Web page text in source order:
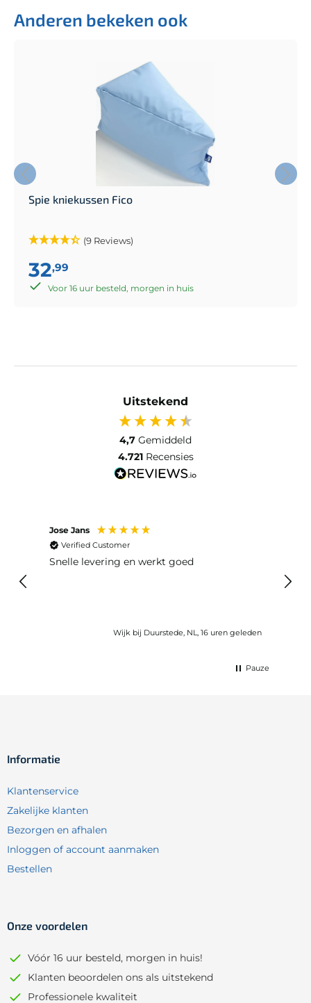
Anderen bekeken ook
Spie kniekussen Fico
(9 Reviews)
32,99
Voor 16 uur besteld, morgen in huis
Uitstekend
4,7 Gemiddeld
4.721 Recensies
Jose Jans
Verified Customer
Snelle levering en werkt goed
Wijk bij Duurstede, NL, 16 uren geleden
Pauze
Informatie
Klantenservice
Zakelijke klanten
Bezorgen en afhalen
Inloggen of account aanmaken
Bestellen
Onze voordelen
Vóór 16 uur besteld, morgen in huis!
Klanten beoordelen ons als uitstekend
Professionele kwaliteit